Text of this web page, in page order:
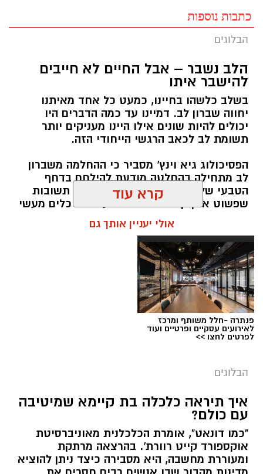
כתבות נוספות
הבלוגים
הלב נשבר – אבל החיים לא חייבים
להישבר איתו
בשלב כלשהו בחיינו, כמעט כל אחד מאיתנו
יחווה שברון לב. דמיינו עד כמה הדברים היו
יכולים להיות שונים אילו היינו מעניקים יותר
תשומת לב לכאב הרגשי הייחודי הזה.
הפסיכולוג גיא וינץ' מסביר כי ההחלמה משברון
לב מתחילה בהחלטה מודעת להילחם בדחף
הטבעי שלנו לייפות את העבר ולחפש תשובות
שפשוט אינן קיימות. הוא מציע ארגז כלים מעשי
שיעזור לנו, בהדרגה, להשתחרר מהכאב ולהמשיך
הלב שלנו אולי נשבר לפעמים, אבל אנחנו לא
חייבים להישבר יחד איתו.
מערכת האתר / 09:04 23.07.26
תגים:טד
קרא עוד
אולי יעניין אותך גם
פנתרה -חלל משותף ומרכז
לאירועים עסקיים ופרטיים ועוד
לפרטים לחצו >>
הבלוגים
איך תיראה כלכלה בת קיימא שמיטיבה
עם כולם?
"כמו דונאט", אומרת הכלכלנית מאוניברסיטת
אוקספורד קייט רוורת'. בהרצאה מרתקת
ומעוררת מחשבה, היא מסבירה כיצד ניתן להוציא